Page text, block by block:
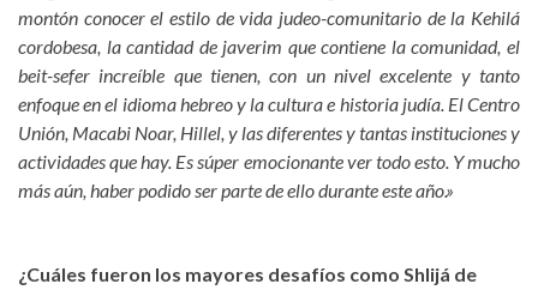
montón conocer el estilo de vida judeo-comunitario de la Kehilá
cordobesa, la cantidad de javerim que contiene la comunidad, el
beit-sefer increíble que tienen, con un nivel excelente y tanto
enfoque en el idioma hebreo y la cultura e historia judía. El Centro
Unión, Macabi Noar, Hillel, y las diferentes y tantas instituciones y
actividades que hay. Es súper emocionante ver todo esto. Y mucho
más aún, haber podido ser parte de ello durante este año.»
¿Cuáles fueron los mayores desafíos como Shlijá de